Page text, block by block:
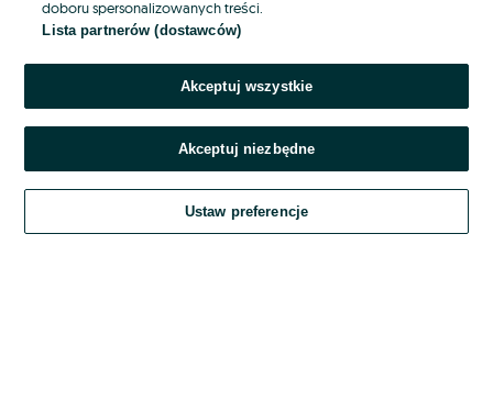
Nie pamiętasz hasła?
Zaloguj się
Kontynuując za pośrednictwem jednego z dostawców wskazanych powyżej,
Regulamin serwisu OLX.pl w jego aktualnym brzmieniu.
doboru spersonalizowanych treści.
Lista partnerów (dostawców)
Akceptuj wszystkie
Akceptuj niezbędne
Ustaw preferencje